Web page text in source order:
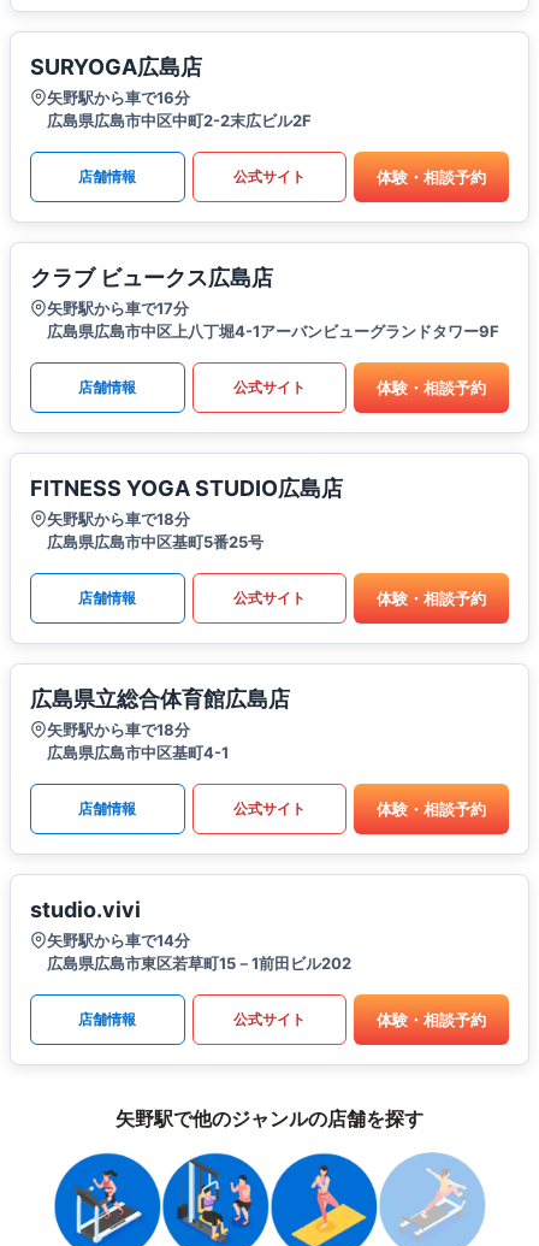
SURYOGA広島店
矢野駅から車で16分
広島県広島市中区中町2-2末広ビル2F
店舗情報 公式サイト 体験・相談予約
クラブ ビュークス広島店
矢野駅から車で17分
広島県広島市中区上八丁堀4-1アーバンビューグランドタワー9F
店舗情報 公式サイト 体験・相談予約
FITNESS YOGA STUDIO広島店
矢野駅から車で18分
広島県広島市中区基町5番25号
店舗情報 公式サイト 体験・相談予約
広島県立総合体育館広島店
矢野駅から車で18分
広島県広島市中区基町4-1
店舗情報 公式サイト 体験・相談予約
studio.vivi
矢野駅から車で14分
広島県広島市東区若草町15－1前田ビル202
店舗情報 公式サイト 体験・相談予約
矢野駅で他のジャンルの店舗を探す